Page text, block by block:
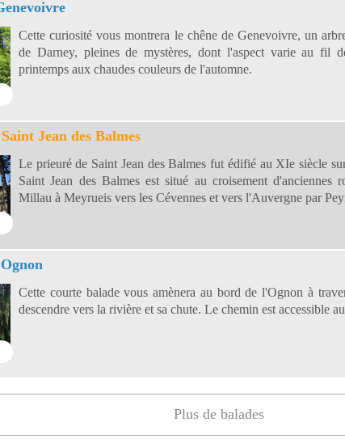
Cette curiosité vous montrera le chêne de Genevoivre, un
de Darney, pleines de mystères, dont l'aspect varie au fil
printemps aux chaudes couleurs de l'automne.
Jean des Balmes
Le prieuré de Saint Jean des Balmes fut édifié au XIe siècle
Saint Jean des Balmes est situé au croisement d'anciennes
Millau à Meyrueis vers les Cévennes et vers l'Auvergne par
Cette courte balade vous amènera au bord de l'Ognon à
descendre vers la rivière et sa chute. Le chemin est accessible
Plus de balades